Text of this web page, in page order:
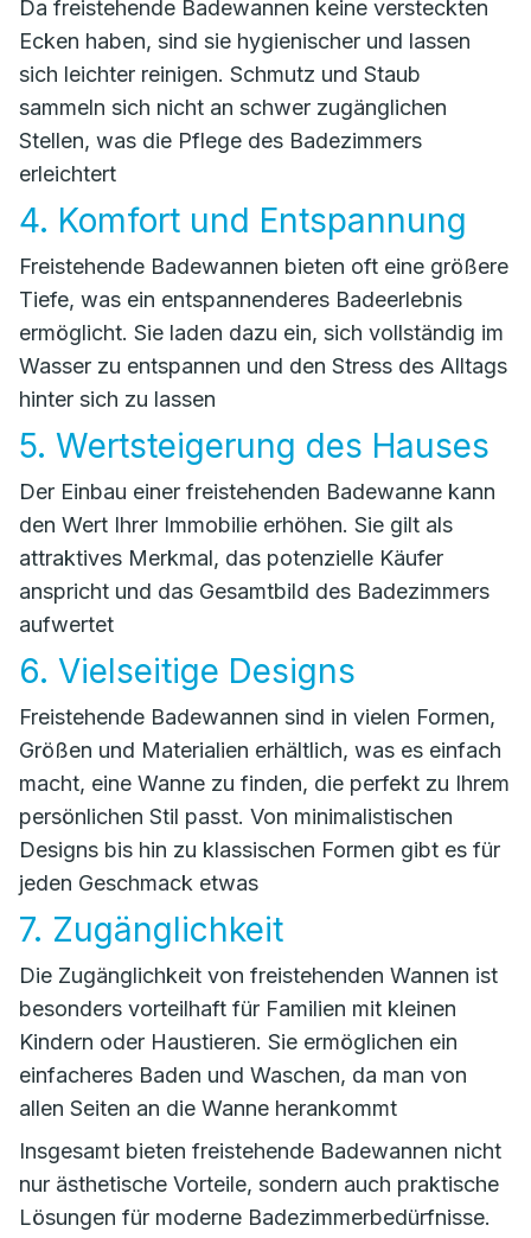
Da freistehende Badewannen keine versteckten
Ecken haben, sind sie hygienischer und lassen
sich leichter reinigen. Schmutz und Staub
sammeln sich nicht an schwer zugänglichen
Stellen, was die Pflege des Badezimmers
erleichtert
4. Komfort und Entspannung
Freistehende Badewannen bieten oft eine größere
Tiefe, was ein entspannenderes Badeerlebnis
ermöglicht. Sie laden dazu ein, sich vollständig im
Wasser zu entspannen und den Stress des Alltags
hinter sich zu lassen
5. Wertsteigerung des Hauses
Der Einbau einer freistehenden Badewanne kann
den Wert Ihrer Immobilie erhöhen. Sie gilt als
attraktives Merkmal, das potenzielle Käufer
anspricht und das Gesamtbild des Badezimmers
aufwertet
6. Vielseitige Designs
Freistehende Badewannen sind in vielen Formen,
Größen und Materialien erhältlich, was es einfach
macht, eine Wanne zu finden, die perfekt zu Ihrem
persönlichen Stil passt. Von minimalistischen
Designs bis hin zu klassischen Formen gibt es für
jeden Geschmack etwas
7. Zugänglichkeit
Die Zugänglichkeit von freistehenden Wannen ist
besonders vorteilhaft für Familien mit kleinen
Kindern oder Haustieren. Sie ermöglichen ein
einfacheres Baden und Waschen, da man von
allen Seiten an die Wanne herankommt
Insgesamt bieten freistehende Badewannen nicht
nur ästhetische Vorteile, sondern auch praktische
Lösungen für moderne Badezimmerbedürfnisse.